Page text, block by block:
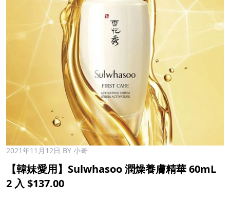
2021年11月12日 BY 小奇
【韓妹愛用】Sulwhasoo 潤燥養膚精華 60mL
2 入 $137.00